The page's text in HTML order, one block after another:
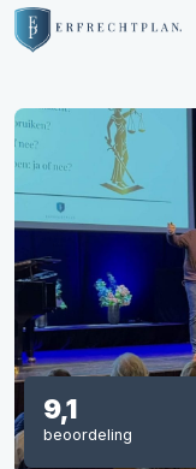
9,1
beoordeling